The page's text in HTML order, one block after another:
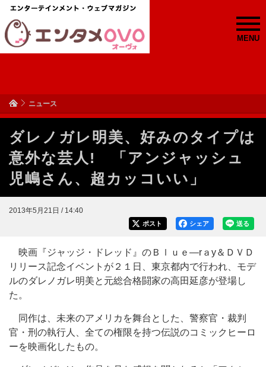
MENU
ニュース
ダレノガレ明美、好みのタイプは
意外な芸人! 「アンジャッシュ
児嶋さん、超カッコいい」
2013年5月21日 / 14:40
送る
シェア
ポスト
映画『ジャッジ・ドレッド』のＢｌｕｅ―rａy＆ＤＶＤ
リリース記念イベントが２１日、東京都内で行われ、モデ
ルのダレノガレ明美と元総合格闘家の高田延彦が登場し
た。
同作は、未来のアメリカを舞台とした、警察官・裁判
官・刑の執行人、全ての権限を持つ伝説のコミックヒーロ
ーを映画化したもの。